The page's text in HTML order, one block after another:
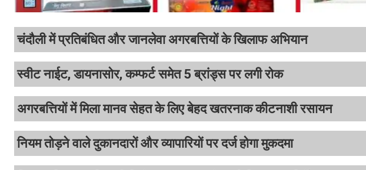
चंदौली में प्रतिबंधित और जानलेवा अगरबत्तियों के खिलाफ अभियान
स्वीट नाईट, डायनासोर, कम्फर्ट समेत 5 ब्रांड्स पर लगी रोक
अगरबत्तियों में मिला मानव सेहत के लिए बेहद खतरनाक कीटनाशी रसायन
नियम तोड़ने वाले दुकानदारों और व्यापारियों पर दर्ज होगा मुकदमा